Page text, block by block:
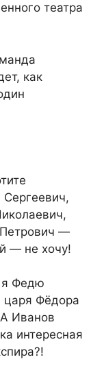
театра
как
Сергеевич,
—
— не хочу!
я Федю
царя Фёдора
Иванов
интересная